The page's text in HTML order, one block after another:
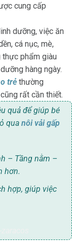
cung cấp
dưỡng, việc ăn
cá nục, mè,
thực phẩm giàu
hàng ngày.
trẻ thường
rất cần thiết.
quả để giúp bé
qua nôi vải gấp
– Tầng nằm –
hơn.
hợp, giúp việc